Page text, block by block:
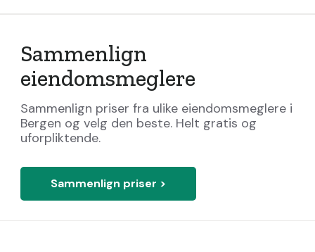
Sammenlign
eiendomsmeglere
Sammenlign priser fra ulike eiendomsmeglere i
Bergen og velg den beste. Helt gratis og
uforpliktende.
Sammenlign priser >